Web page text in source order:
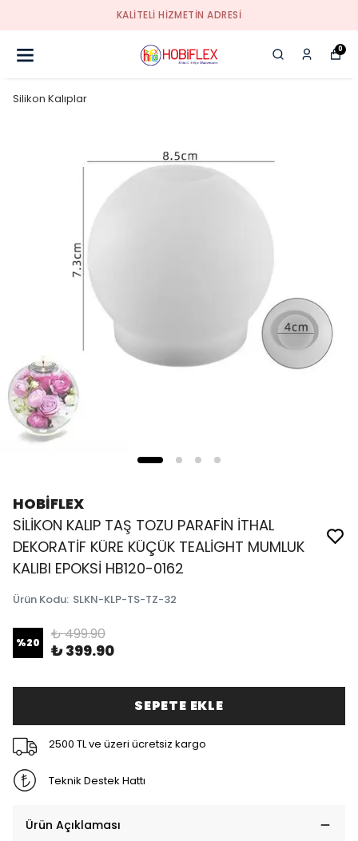
KALİTELİ HİZMETİN ADRESİ
0
Silikon Kalıplar
HOBİFLEX
SİLİKON KALIP TAŞ TOZU PARAFİN İTHAL
DEKORATİF KÜRE KÜÇÜK TEALİGHT MUMLUK
KALIBI EPOKSİ HB120-0162
Ürün Kodu: SLKN-KLP-TS-TZ-32
%20 ₺ 499.90
₺ 399.90
SEPETE EKLE
2500 TL ve üzeri ücretsiz kargo
Teknik Destek Hattı
Ürün Açıklaması